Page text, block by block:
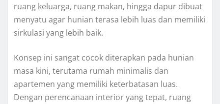
ruang keluarga, ruang makan, hingga dapur dibuat
menyatu agar hunian terasa lebih luas dan memiliki
sirkulasi yang lebih baik.
Konsep ini sangat cocok diterapkan pada hunian
masa kini, terutama rumah minimalis dan
apartemen yang memiliki keterbatasan luas.
Dengan perencanaan interior yang tepat, ruang